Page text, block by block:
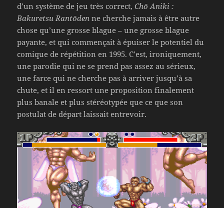
d’un système de jeu très correct,Chō Aniki :
Bakuretsu Rantōden ne cherche jamais à être autre
chose qu’une grosse blague – une grosse blague
payante, et qui commençait à épuiser le potentiel du
comique de répétition en 1995. C’est, ironiquement,
une parodie qui ne se prend pas assez au sérieux,
une farce qui ne cherche pas à arriver jusqu’à sa
chute, et il en ressort une proposition finalement
plus banale et plus stéréotypée que ce que son
postulat de départ laissait entrevoir.